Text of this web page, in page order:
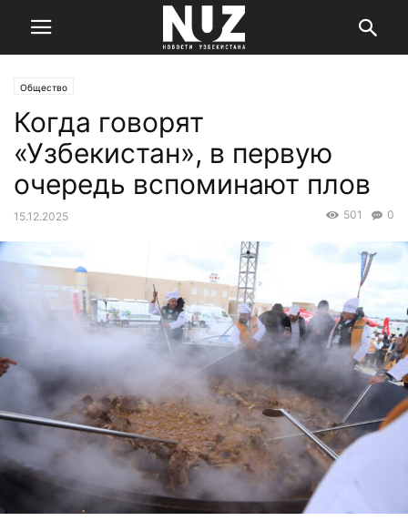
Общество
Когда говорят
«Узбекистан», в первую
очередь вспоминают плов
15.12.2025 0
501